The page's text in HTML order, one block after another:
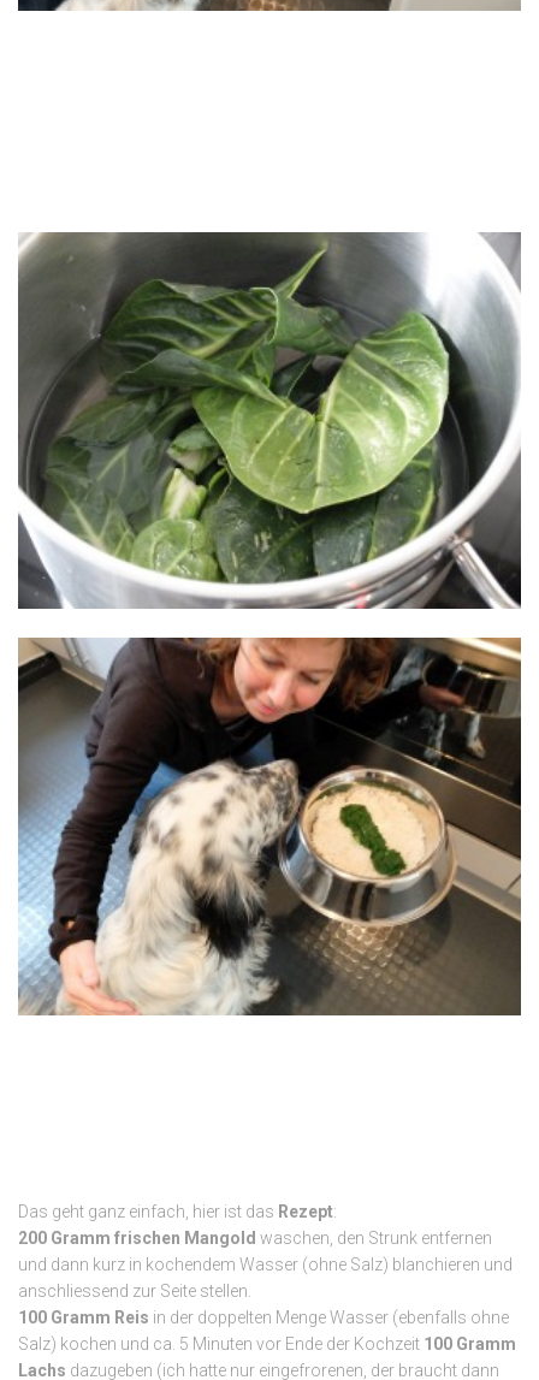
Das geht ganz einfach, hier ist das Rezept:
200 Gramm frischen Mangold waschen, den Strunk entfernen
und dann kurz in kochendem Wasser (ohne Salz) blanchieren und
anschliessend zur Seite stellen.
100 Gramm Reis in der doppelten Menge Wasser (ebenfalls ohne
Salz) kochen und ca. 5 Minuten vor Ende der Kochzeit 100 Gramm
Lachs dazugeben (ich hatte nur eingefrorenen, der braucht dann